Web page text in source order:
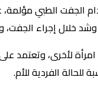
الجفت الطبي
خلال إجراء الجفت،
لأخرى، وتعتمد
الفردية للأم.